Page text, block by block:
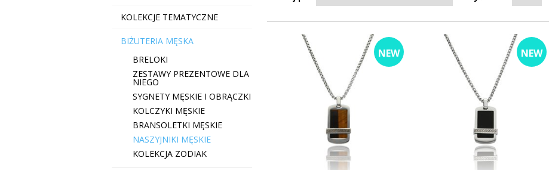
KOLEKCJE TEMATYCZNE
BIŻUTERIA MĘSKA
BRELOKI
ZESTAWY PREZENTOWE DLA
NIEGO
SYGNETY MĘSKIE I OBRĄCZKI
KOLCZYKI MĘSKIE
BRANSOLETKI MĘSKIE
NASZYJNIKI MĘSKIE
KOLEKCJA ZODIAK
NEW NEW